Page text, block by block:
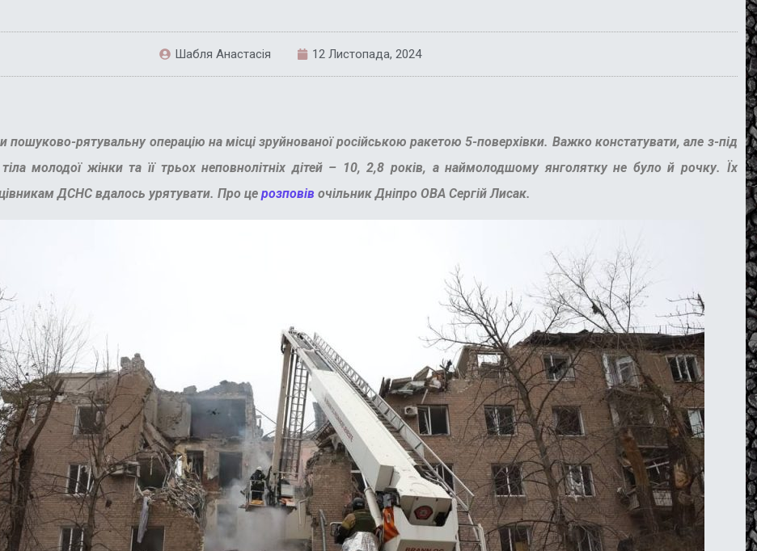
Шабля Анастасія 12 Листопада, 2024
рятувальну операцію на місці зруйнованої російською ракетою 5-поверхівки. Важко констатувати, але з-під
тіла молодої жінки та її трьох неповнолітніх дітей – 10, 2,8 років, а наймолодшому янголятку не було й рочку. Їх
ДСНС вдалось урятувати.Про церозповів очільникДніпро ОВА Сергій Лисак.